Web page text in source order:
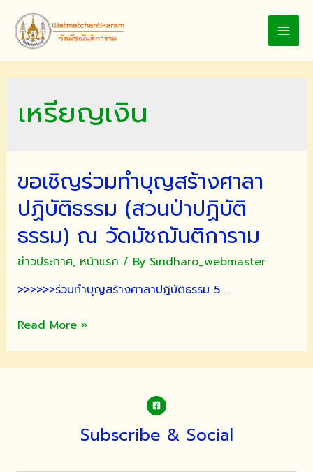
content
เหรียญเงิน
ขอเชิญร่วมทำบุญสร้างศาลา
ปฏิบัติธรรม (สวนป่าปฏิบัติ
ธรรม) ณ วัดมัชฌันติการาม
ข่าวประกาศ, หน้าแรก / By Siridharo_webmaster
>>>>>>ร่วมทำบุญสร้างศาลาปฏิบัติธรรม 5 …
ขอ
Read More »
Subscribe & Social